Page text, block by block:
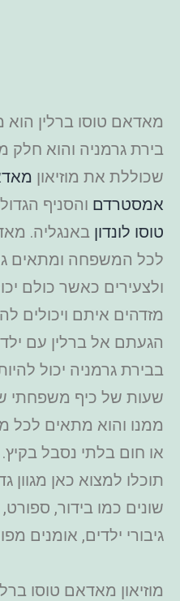
מאדאם טוסו ברלין הוא
בירת גרמניה והוא חלק
שכוללת את מוזיאון
אמסטרדם והסניף
טוסו לונדון באנגליה.
לכל המשפחה ומתאים
ולצעירים כאשר כולם
מזדהים איתם ויכולים
הגעתם אל ברלין עם
בבירת גרמניה יכול
שעות של כיף משפחתי
ממנו והוא מתאים לכל
או חום בלתי נסבל בקיץ.
תוכלו למצוא כאן מגוון
שונים כמו בידור,
גיבורי ילדים, אומנים
מוזיאון מאדאם טוסו